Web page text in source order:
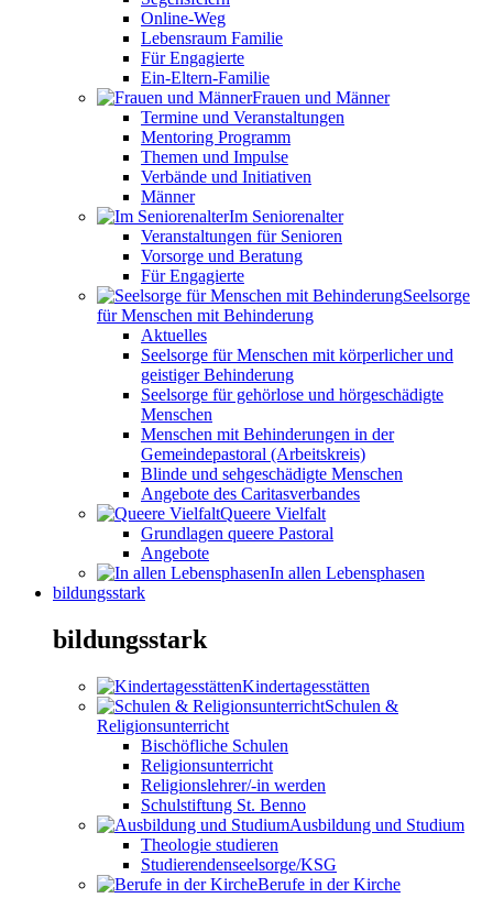
Online-Weg
Lebensraum Familie
Für Engagierte
Ein-Eltern-Familie
Frauen und Männer
Termine und Veranstaltungen
Mentoring Programm
Themen und Impulse
Verbände und Initiativen
Männer
Im Seniorenalter
Veranstaltungen für Senioren
Vorsorge und Beratung
Für Engagierte
Seelsorge
für Menschen mit Behinderung
Aktuelles
Seelsorge für Menschen mit körperlicher und
geistiger Behinderung
Seelsorge für gehörlose und hörgeschädigte
Menschen
Menschen mit Behinderungen in der
Gemeindepastoral (Arbeitskreis)
Blinde und sehgeschädigte Menschen
Angebote des Caritasverbandes
Queere Vielfalt
Grundlagen queere Pastoral
Angebote
In allen Lebensphasen
bildungsstark
bildungsstark
Kindertagesstätten
Schulen &
Religionsunterricht
Bischöfliche Schulen
Religionsunterricht
Religionslehrer/-in werden
Schulstiftung St. Benno
Ausbildung und Studium
Theologie studieren
Studierendenseelsorge/KSG
Berufe in der Kirche